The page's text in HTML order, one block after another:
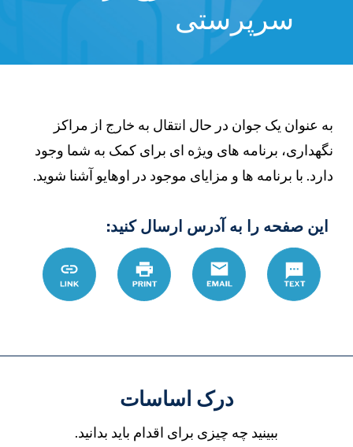
سرپرستی
به عنوان یک جوان در حال انتقال به خارج از مراکز
نگهداری، برنامه های ویژه ای برای کمک به شما وجود
دارد. با برنامه ها و مزایای موجود در اوهایو آشنا شوید.
این صفحه را به آدرس ارسال کنید:
Text
Email چاپ Link
درک اساسات
ببینید چه چیزی برای اقدام باید بدانید.